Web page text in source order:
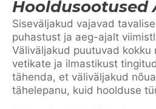
Hooldusootused
Siseväljakud vajavad
puhastust ja aeg-ajalt
Väliväljakud puutuvad kokku
vetikate ja ilmastikust
tähenda, et väliväljakud
tähelepanu, kuid hoolduse